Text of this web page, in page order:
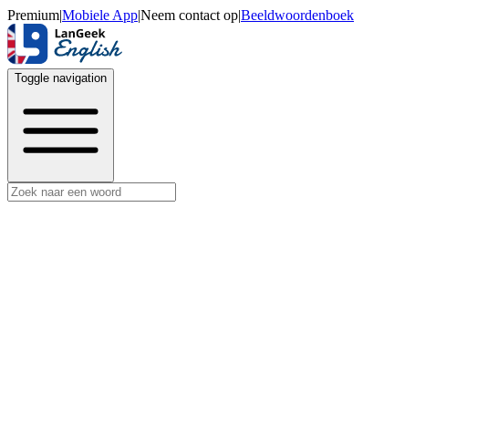
Premium|Mobiele App|Neem contact op|Beeldwoordenboek
Toggle navigation